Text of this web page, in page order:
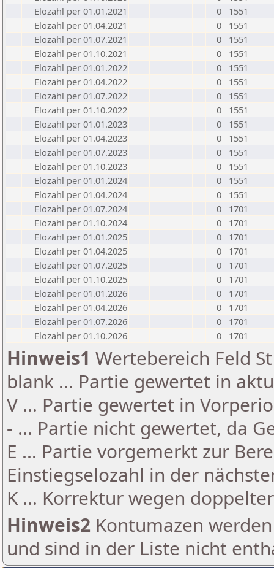
Elozahl per 01.01.2021
0
1551
Elozahl per 01.04.2021
0
1551
Elozahl per 01.07.2021
0
1551
Elozahl per 01.10.2021
0
1551
Elozahl per 01.01.2022
0
1551
Elozahl per 01.04.2022
0
1551
Elozahl per 01.07.2022
0
1551
Elozahl per 01.10.2022
0
1551
Elozahl per 01.01.2023
0
1551
Elozahl per 01.04.2023
0
1551
Elozahl per 01.07.2023
0
1551
Elozahl per 01.10.2023
0
1551
Elozahl per 01.01.2024
0
1551
Elozahl per 01.04.2024
0
1551
Elozahl per 01.07.2024
0
1701
Elozahl per 01.10.2024
0
1701
Elozahl per 01.01.2025
0
1701
Elozahl per 01.04.2025
0
1701
Elozahl per 01.07.2025
0
1701
Elozahl per 01.10.2025
0
1701
Elozahl per 01.01.2026
0
1701
Elozahl per 01.04.2026
0
1701
Elozahl per 01.07.2026
0
1701
Elozahl per 01.10.2026
0 1701
Hinweis1 Wertebereich Feld
blank ... Partie gewertet in
V ... Partie gewertet in
- ... Partie nicht gewertet, da
E ... Partie vorgemerkt zur
Einstiegselozahl in der
K ... Korrektur wegen
Hinweis2 Kontumazen
und sind in der Liste nicht